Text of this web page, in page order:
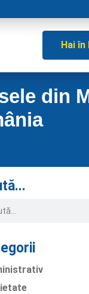
Hai în
din